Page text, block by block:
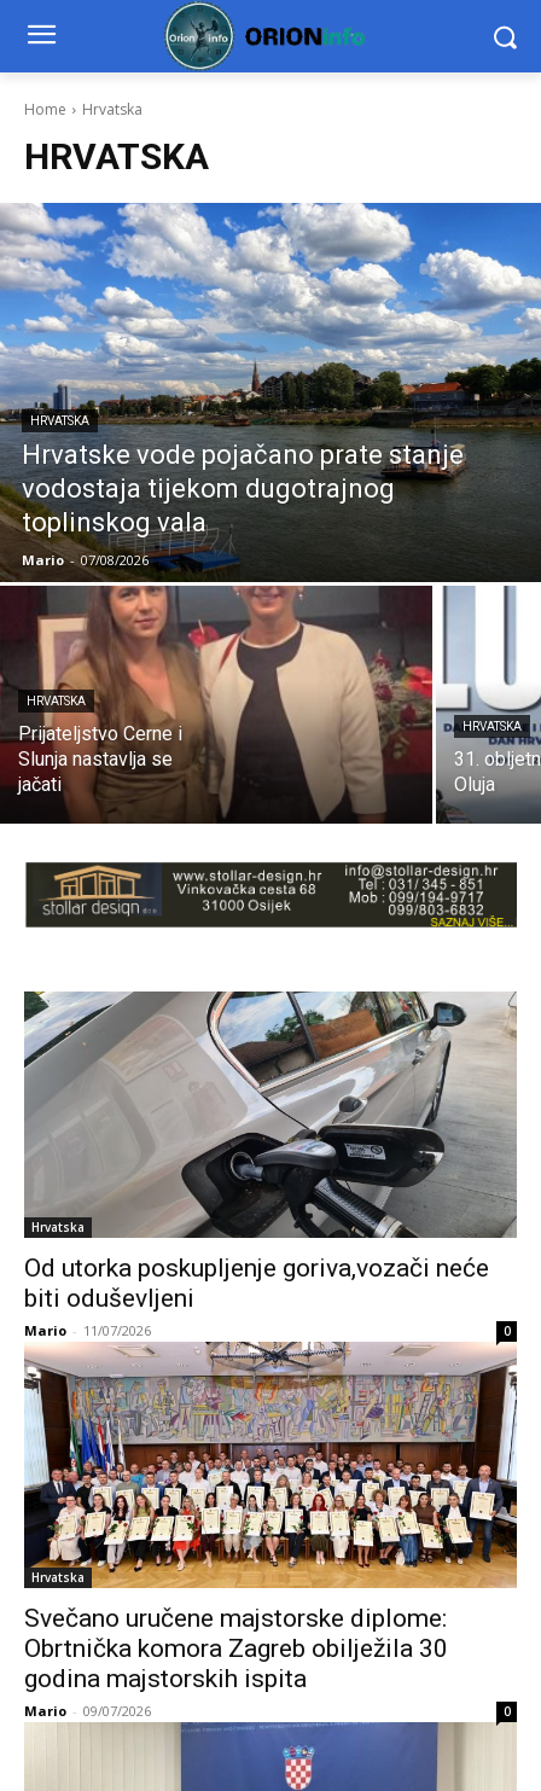
Home Hrvatska
HRVATSKA
HRVATSKA
Hrvatske vode pojačano prate stanje
vodostaja tijekom dugotrajnog
toplinskog vala
Mario - 07/08/2026
HRVATSKA
Prijateljstvo Cerne i
Slunja nastavlja se
jačati
HRVATSKA
31.
Oluja
Hrvatska
Od utorka poskupljenje goriva,vozači neće
biti oduševljeni
Mario - 11/07/2026 0
Hrvatska
Svečano uručene majstorske diplome:
Obrtnička komora Zagreb obilježila 30
godina majstorskih ispita
Mario - 09/07/2026 0